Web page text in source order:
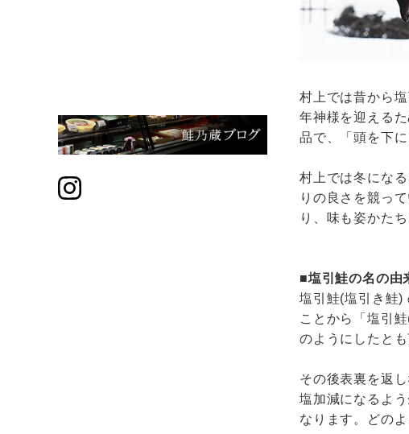
村上では昔から
年神様を迎える
品で、「頭を下
村上では冬にな
りの良さを競っ
り、味も姿かた
■塩引鮭の名の由
塩引鮭(塩引き鮭)
ことから「塩引
のようにしたとも
その後表裏を返
塩加減になるよ
なります。どの